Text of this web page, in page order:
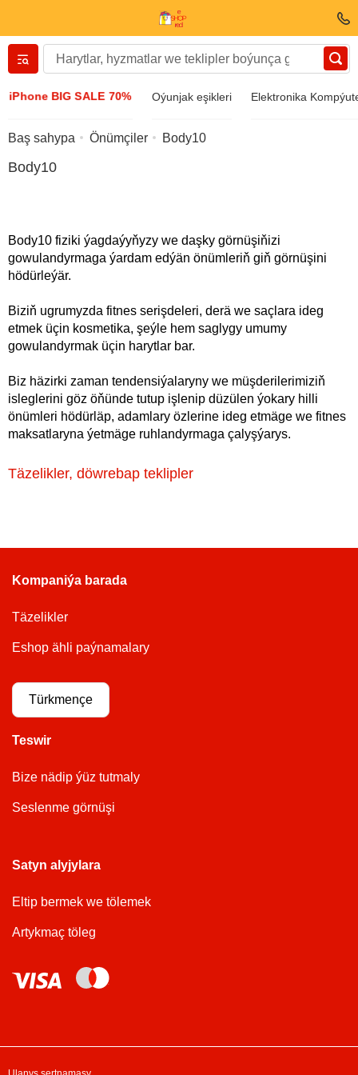
iPhone BIG SALE 70% Oýunjak eşikleri Elektronika
Вернуться назад
Esbaplar
Bijuteriýa
Kol sagady
Baş sahypa Önümçiler Body10
Body10
Body10 fiziki ýagdaýyňyzy we daşky görnüşiňizi
gowulandyrmaga ýardam edýän önümleriň giň görnüşini
hödürleýär.
Biziň ugrumyzda fitnes serişdeleri, derä we saçlara ideg
etmek üçin kosmetika, şeýle hem saglygy umumy
gowulandyrmak üçin harytlar bar.
Biz häzirki zaman tendensiýalaryny we müşderilerimiziň
isleglerini göz öňünde tutup işlenip düzülen ýokary hilli
önümleri hödürläp, adamlary özlerine ideg etmäge we fitnes
maksatlaryna ýetmäge ruhlandyrmaga çalyşýarys.
Täzelikler, döwrebap teklipler
Kompaniýa barada
Täzelikler
Eshop ähli paýnamalary
Türkmençe
Teswir
Bize nädip ýüz tutmaly
Seslenme görnüşi
Satyn alyjylara
Eltip bermek we tölemek
Artykmaç töleg